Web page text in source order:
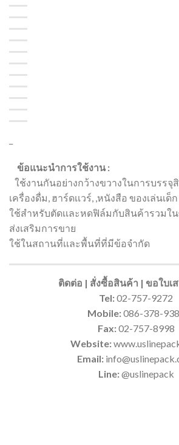
ข้อแนะนำการใช้งาน :
ใช้งานกันอย่างกว้างขวางในการบรรจุ
เครื่องดื่ม, ฮาร์ดเเวร์, ,หนังสือ ของเล่นเด็ก
ใช้สำหรับตัดเเละหดฟิล์มกับสินค้ารวมใน
ส่งเสริมการขาย
ใช้ในสถานที่เเละพื้นที่ที่มีข้อจำกัด
ติดต่อ | สั่งซื้อสินค้า | ขอใบเ
Tel:02-757-9272
Mobile:086-378-
Fax:02-757-8998
Website:
Email:
Line:@uslinepack